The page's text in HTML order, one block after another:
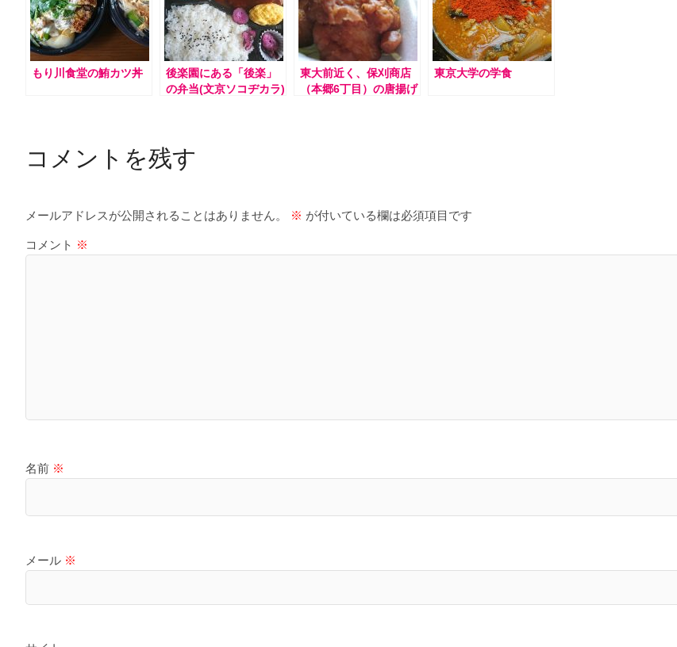
もり川食堂の鮪カツ丼
後楽園にある「後楽」
の弁当(文京ソコヂカラ)
東大前近く、保刈商店
（本郷6丁目）の唐揚げ
東京大学の学食
コメントを残す
メールアドレスが公開されることはありません。 ※ が付いている欄は必須項目です
コメント ※
名前 ※
メール ※